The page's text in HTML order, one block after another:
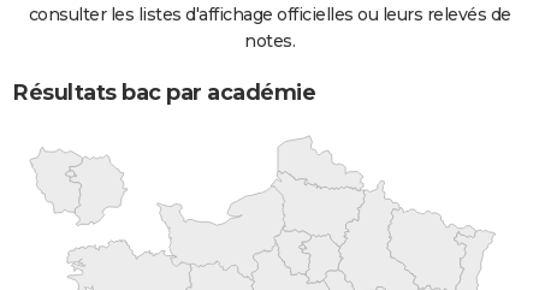
consulter les listes d'affichage officielles ou leurs relevés de
notes.
Résultats bac par académie